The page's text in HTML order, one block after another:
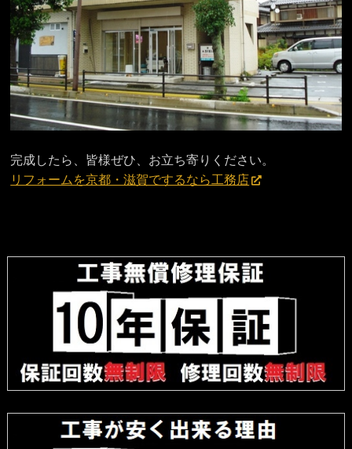
完成したら、皆様ぜひ、お立ち寄りください。
リフォームを京都・滋賀でするなら工務店